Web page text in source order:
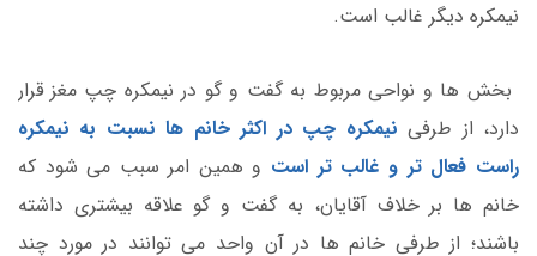
نیمکره دیگر غالب است.
بخش ها و نواحی مربوط به گفت و گو در نیمکره چپ مغز قرار
دارد، از طرفی نیمکره چپ در اکثر خانم ها نسبت به نیمکره
راست فعال تر و غالب تر است و همین امر سبب می شود که
خانم ها بر خلاف آقایان، به گفت و گو علاقه بیشتری داشته
باشند؛ از طرفی خانم ها در آن واحد می توانند در مورد چند